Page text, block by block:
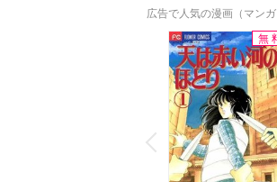
広告で人気の漫画（マン
P
r
e
v
i
o
u
s
無